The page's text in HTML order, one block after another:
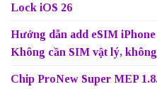
Lock iOS 26
Hướng dẫn add eSIM
Không cần SIM vật lý,
Chip ProNew Super MEP